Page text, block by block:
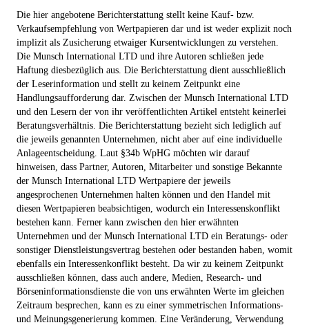
Die hier angebotene Berichterstattung stellt keine Kauf- bzw.
Verkaufsempfehlung von Wertpapieren dar und ist weder explizit noch
implizit als Zusicherung etwaiger Kursentwicklungen zu verstehen.
Die Munsch International LTD und ihre Autoren schließen jede
Haftung diesbezüglich aus. Die Berichterstattung dient ausschließlich
der Leserinformation und stellt zu keinem Zeitpunkt eine
Handlungsaufforderung dar. Zwischen der Munsch International LTD
und den Lesern der von ihr veröffentlichten Artikel entsteht keinerlei
Beratungsverhältnis. Die Berichterstattung bezieht sich lediglich auf
die jeweils genannten Unternehmen, nicht aber auf eine individuelle
Anlageentscheidung. Laut §34b WpHG möchten wir darauf
hinweisen, dass Partner, Autoren, Mitarbeiter und sonstige Bekannte
der Munsch International LTD Wertpapiere der jeweils
angesprochenen Unternehmen halten können und den Handel mit
diesen Wertpapieren beabsichtigen, wodurch ein Interessenskonflikt
bestehen kann. Ferner kann zwischen den hier erwähnten
Unternehmen und der Munsch International LTD ein Beratungs- oder
sonstiger Dienstleistungsvertrag bestehen oder bestanden haben, womit
ebenfalls ein Interessenkonflikt besteht. Da wir zu keinem Zeitpunkt
ausschließen können, dass auch andere, Medien, Research- und
Börseninformationsdienste die von uns erwähnten Werte im gleichen
Zeitraum besprechen, kann es zu einer symmetrischen Informations-
und Meinungsgenerierung kommen. Eine Veränderung, Verwendung